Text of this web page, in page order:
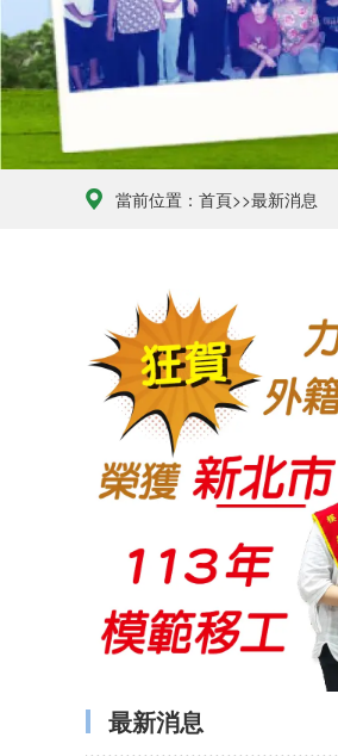
當前位置： 首頁>>最新消息
最新消息
2026年最夯外藉看護申請流程、合法聘僱條件與巴氏量表評估完整解析
榮獲113年度新北市模範移工
賀力众得到高分98分(112年度政府評鑑服務品質成績高達98分/A級)
◆政府評鑑A級仲介拿到96.5高分◆ 賀本集團另一公司 力眾國際事業有限公司
勿用臨時(逃跑)外勞 政府重罰75萬
力眾人力聽到您的聲音了